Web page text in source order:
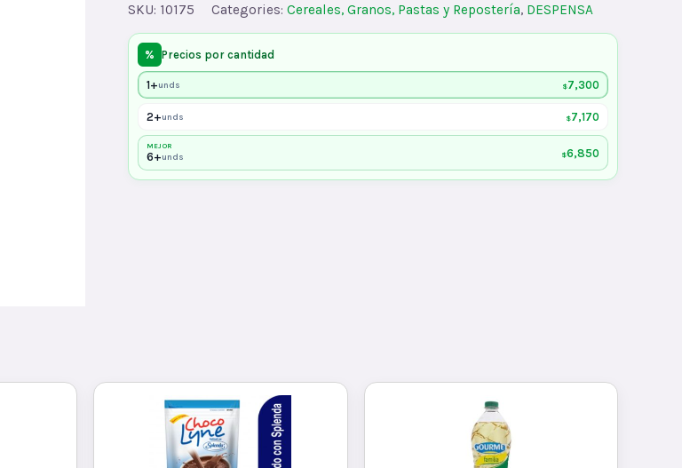
SKU: 10175 Categories: Cereales, Granos, Pastas y Repostería, DESPENSA
% Precios por cantidad
1+unds $7,300
2+unds $7,170
MEJOR
6+unds $6,850